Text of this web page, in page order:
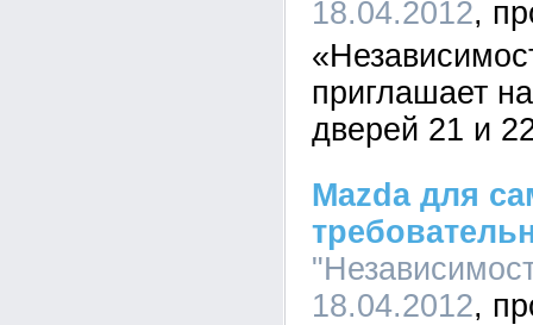
18.04.2012
приглашает
дверей 21 и
Mazda для
18.04.2012